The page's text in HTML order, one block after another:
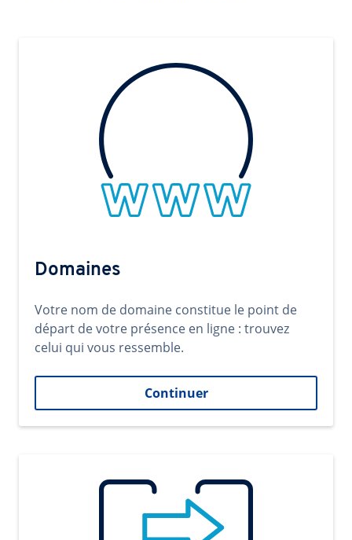
Domaines
Votre nom de domaine constitue le point de
départ de votre présence en ligne : trouvez
celui qui vous ressemble.
Continuer